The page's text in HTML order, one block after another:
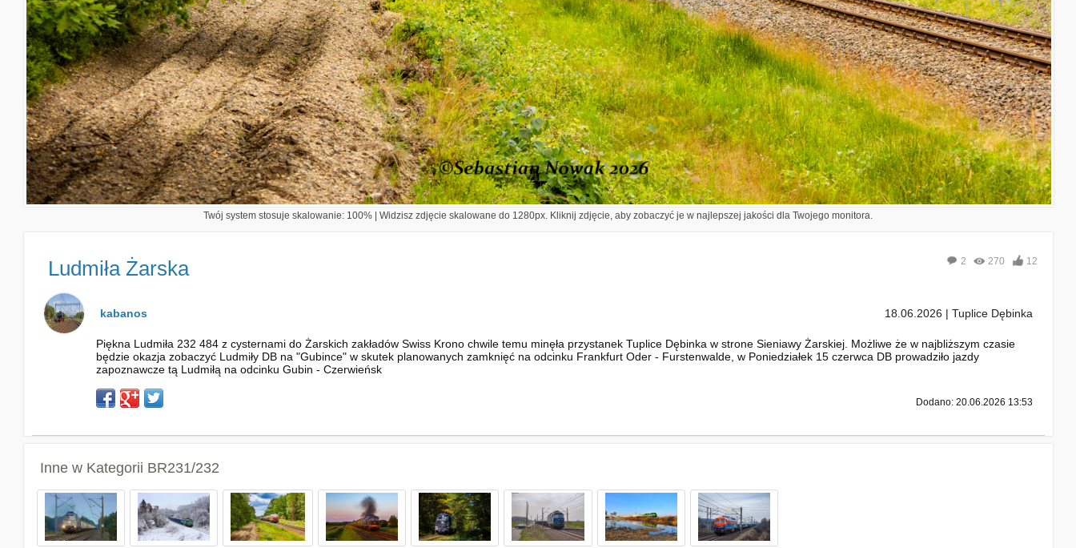
Twój system stosuje skalowanie: 100% | Widzisz zdjęcie skalowane do 1280px. Kliknij zdjęcie, aby zobaczyć je w najlepszej jakości dla Twojego monitora.
Ludmiła Żarska 2 270 12
kabanos 18.06.2026 | Tuplice Dębinka
Piękna Ludmiła 232 484 z cysternami do Żarskich zakładów Swiss Krono chwile temu minęła przystanek Tuplice Dębinka w strone Sieniawy Żarskiej. Możliwe że w najbliższym czasie
będzie okazja zobaczyć Ludmiły DB na "Gubince" w skutek planowanych zamknięć na odcinku Frankfurt Oder - Furstenwalde, w Poniedziałek 15 czerwca DB prowadziło jazdy
zapoznawcze tą Ludmiłą na odcinku Gubin - Czerwieńsk
Dodano: 20.06.2026 13:53
Inne w Kategorii BR231/232